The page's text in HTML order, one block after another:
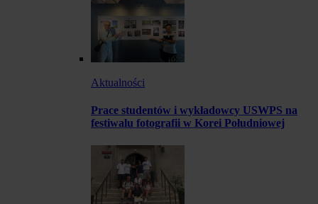
Aktualności
Prace studentów i wykładowcy USWPS na
festiwalu fotografii w Korei Południowej